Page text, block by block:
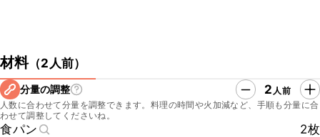
材料（2人前）
分量の調整 2 人前
人数に合わせて分量を調整できます。料理の時間や火加減など、手順も分量に合
わせて調整してくださいね。
食パン
2枚